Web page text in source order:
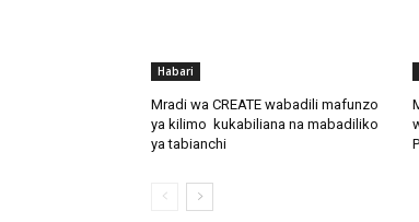
Habari
Mradi wa CREATE wabadili mafunzo
ya kilimo kukabiliana na mabadiliko
ya tabianchi